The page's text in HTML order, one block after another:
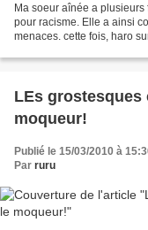
Ma soeur aînée a
pour racisme. Elle a ainsi
menaces. cette fois, haro
injure-a7ee481.html...
LEs grostesques
moqueur!
Publié le 15/03/2010 à
Par ruru